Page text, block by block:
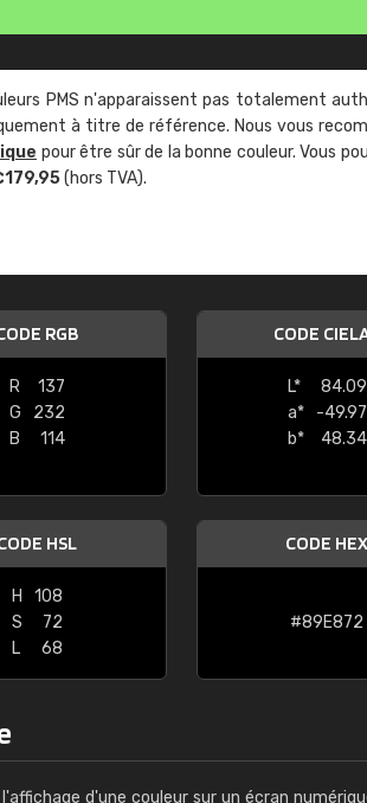
PMS n'apparaissent pas totalement
à titre de référence. Nous vous
pour être sûr de la bonne couleur. Vous
(hors TVA).
RGB
R
137
G
232
B
114
CODE
L*
84.09
a*
-49.97
b*
48.34
HSL
H
108
S
72
L
68
CODE HEX
#89E872
d'une couleur sur un écran
"Le site ne permet pas de voir
sont les produits disponibles. Il
palettes de couleurs: Classic,
comprend pas qui est quoi. La
bien passé et le produit reçu